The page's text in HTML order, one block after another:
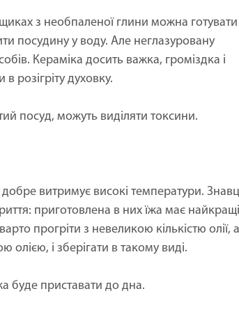
з необпаленої глини можна готувати
посудину у воду. Але неглазуровану
Кераміка досить важка, громіздка і
розігріту духовку.
посуд, можуть виділяти токсини.
витримує високі температури.
приготовлена в них їжа має найкращі
прогріти з невеликою кількістю олії, а
і зберігати в такому виді.
буде приставати до дна.